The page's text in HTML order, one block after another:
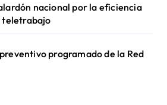
nacional por la eficiencia
teletrabajo
programado de la Red